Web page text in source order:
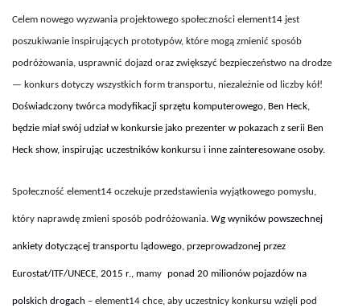
Celem nowego wyzwania projektowego społeczności element14 jest
poszukiwanie inspirujących prototypów, które mogą zmienić sposób
podróżowania, usprawnić dojazd oraz zwiększyć bezpieczeństwo na drodze
— konkurs dotyczy wszystkich form transportu, niezależnie od liczby kół!
Doświadczony twórca modyfikacji sprzętu komputerowego, Ben Heck,
będzie miał swój udział w konkursie jako prezenter w pokazach z serii Ben
Heck show, inspirując uczestników konkursu i inne zainteresowane osoby.
Społeczność element14 oczekuje przedstawienia wyjątkowego pomysłu,
który naprawdę zmieni sposób podróżowania. Wg wyników powszechnej
ankiety dotyczącej transportu lądowego, przeprowadzonej przez
Eurostat/ITF/UNECE, 2015 r., mamy ponad 20 milionów pojazdów na
polskich drogach – element14 chce, aby uczestnicy konkursu wzięli pod